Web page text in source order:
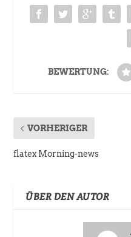
BEWERTUNG:
VORHERIGER
flatex Morning-news
ÜBER DEN AUTOR